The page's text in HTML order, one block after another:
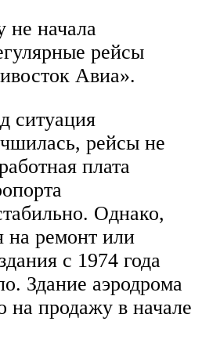
не начала
рейсы
Авиа».
ситуация
рейсы не
плата
Однако,
на ремонт или
с 1974 года
Здание аэродрома
на продажу в начале